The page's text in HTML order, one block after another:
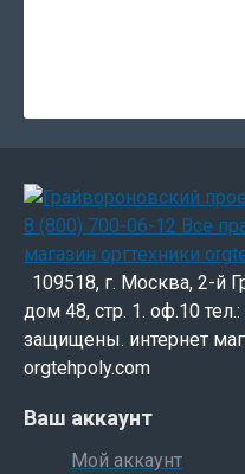
109518, г. Москва, 2-й
дом 48, стр. 1. оф.10
защищены. интернет
orgtehpoly.com
Ваш аккаунт
Мой аккаунт